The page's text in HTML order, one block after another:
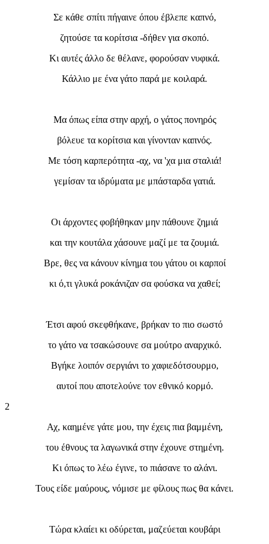
Σε κάθε σπίτι πήγαινε όπου έβλεπε καπνό,
ζητούσε τα κορίτσια -δήθεν για σκοπό.
Κι αυτές άλλο δε θέλανε, φορούσαν νυφικά.
Κάλλιο με ένα γάτο παρά με κοιλαρά.
Μα όπως είπα στην αρχή, ο γάτος πονηρός
βόλευε τα κορίτσια και γίνονταν καπνός.
Με τόση καρπερότητα -αχ, να 'χα μια σταλιά!
γεμίσαν τα ιδρύματα με μπάσταρδα γατιά.
Οι άρχοντες φοβήθηκαν μην πάθουνε ζημιά
και την κουτάλα χάσουνε μαζί με τα ζουμιά.
Βρε, θες να κάνουν κίνημα του γάτου οι καρποί
κι ό,τι γλυκά ροκάνιζαν σα φούσκα να χαθεί;
Έτσι αφού σκεφθήκανε, βρήκαν το πιο σωστό
το γάτο να τσακώσουνε σα μούτρο αναρχικό.
Βγήκε λοιπόν σεργιάνι το χαφιεδότσουρμο,
αυτοί που αποτελούνε τον εθνικό κορμό.
2
Αχ, καημένε γάτε μου, την έχεις πια βαμμένη,
του έθνους τα λαγωνικά στην έχουνε στημένη.
Κι όπως το λέω έγινε, το πιάσανε το αλάνι.
Τους είδε μαύρους, νόμισε με φίλους πως θα κάνει.
Τώρα κλαίει κι οδύρεται, μαζεύεται κουβάρι